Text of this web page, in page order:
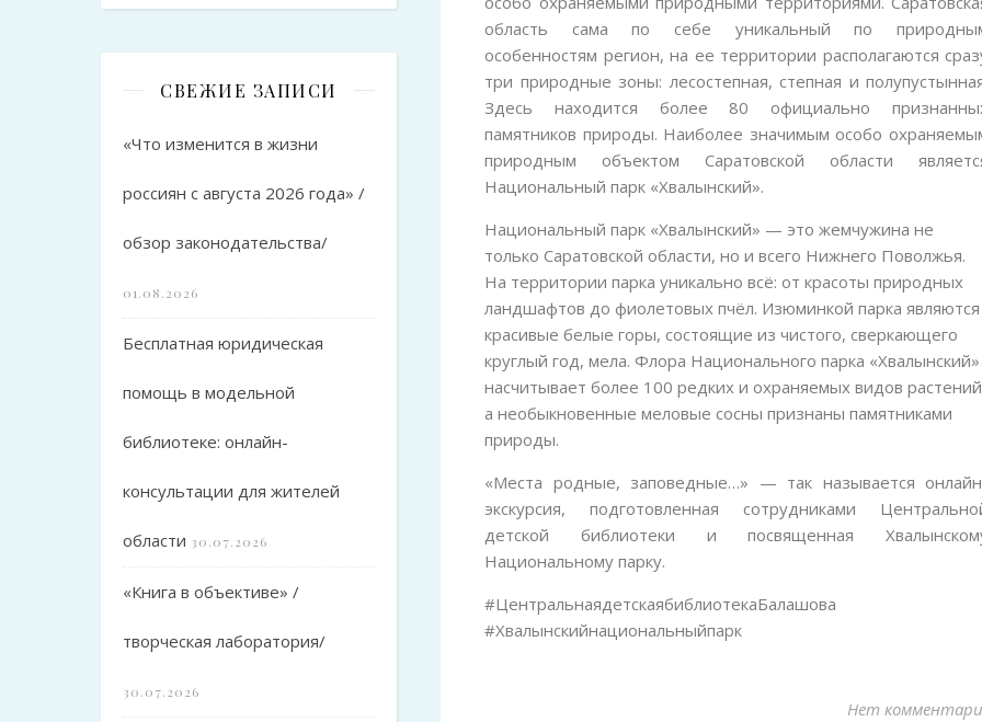
СВЕЖИЕ ЗАПИСИ
«Что изменится в жизни
россиян с августа 2026 года» /
обзор законодательства/
01.08.2026
Бесплатная юридическая
помощь в модельной
библиотеке: онлайн-
консультации для жителей
области 30.07.2026
«Книга в объективе» /
творческая лаборатория/
30.07.2026
область сама по себе уникальный по
особенностям регион, на ее территории располагаются
три природные зоны: лесостепная, степная и
Здесь находится более 80 официально
памятников природы. Наиболее значимым особо
природным объектом Саратовской области
Национальный парк «Хвалынский».
Национальный парк «Хвалынский» — это жемчужина не
только Саратовской области, но и всего Нижнего Поволжья.
На территории парка уникально всё: от красоты природных
ландшафтов до фиолетовых пчёл. Изюминкой парка являются
красивые белые горы, состоящие из чистого, сверкающего
круглый год, мела. Флора Национального парка «Хвалынский»
насчитывает более 100 редких и охраняемых видов
а необыкновенные меловые сосны признаны памятниками
природы.
«Места родные, заповедные…» — так называется
экскурсия, подготовленная сотрудниками
детской библиотеки и посвященная
Национальному парку.
#ЦентральнаядетскаябиблиотекаБалашова
#Хвалынскийнациональныйпарк
Нет